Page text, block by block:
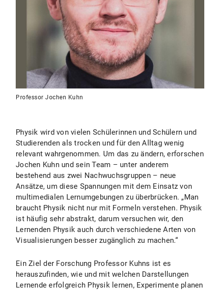
Professor Jochen Kuhn
Physik wird von vielen Schülerinnen und Schülern und
Studierenden als trocken und für den Alltag wenig
relevant wahrgenommen. Um das zu ändern, erforschen
Jochen Kuhn und sein Team – unter anderem
bestehend aus zwei Nachwuchsgruppen – neue
Ansätze, um diese Spannungen mit dem Einsatz von
multimedialen Lernumgebungen zu überbrücken. „Man
braucht Physik nicht nur mit Formeln verstehen. Physik
ist häufig sehr abstrakt, darum versuchen wir, den
Lernenden Physik auch durch verschiedene Arten von
Visualisierungen besser zugänglich zu machen.“
Ein Ziel der Forschung Professor Kuhns ist es
herauszufinden, wie und mit welchen Darstellungen
Lernende erfolgreich Physik lernen, Experimente planen